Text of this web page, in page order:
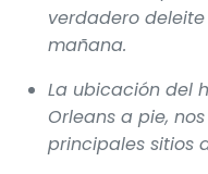
verdadero
mañana.
La ubicación del
Orleans a pie,
principales sitios